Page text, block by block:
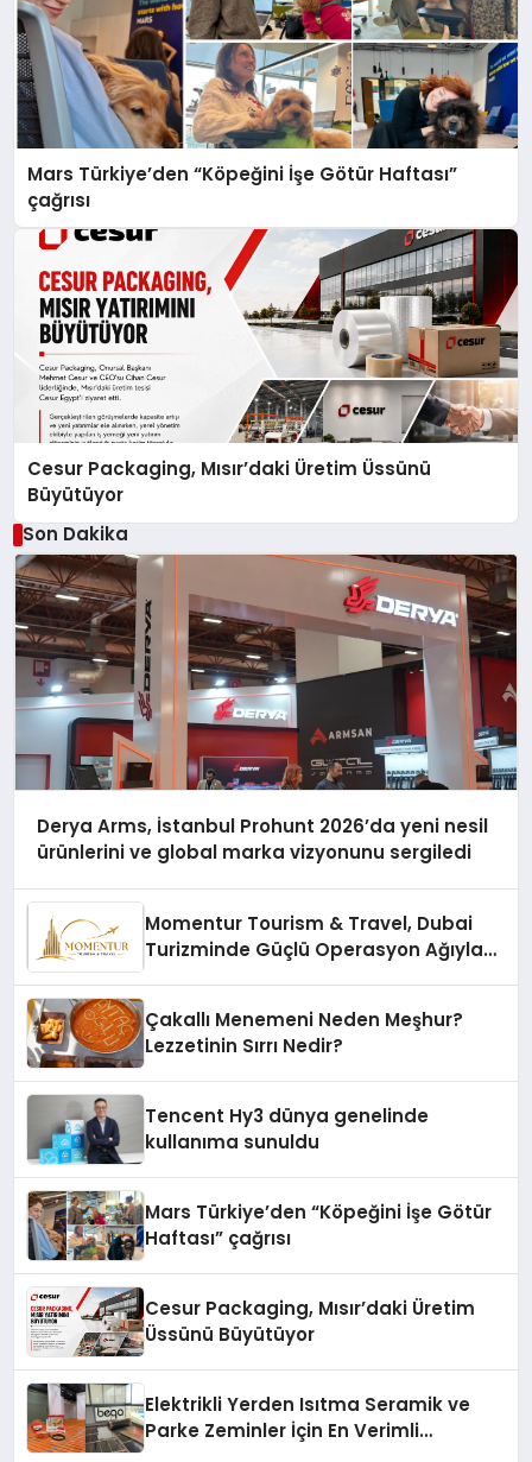
Mars Türkiye’den “Köpeğini İşe Götür Haftası”
çağrısı
Cesur Packaging, Mısır’daki Üretim Üssünü
Büyütüyor
Son Dakika
Derya Arms, İstanbul Prohunt 2026’da yeni nesil
ürünlerini ve global marka vizyonunu sergiledi
Momentur Tourism & Travel, Dubai
Turizminde Güçlü Operasyon Ağıyla
Çakallı Menemeni Neden Meşhur?
Lezzetinin Sırrı Nedir?
Tencent Hy3 dünya genelinde
kullanıma sunuldu
Mars Türkiye’den “Köpeğini İşe Götür
Haftası” çağrısı
Cesur Packaging, Mısır’daki Üretim
Üssünü Büyütüyor
Elektrikli Yerden Isıtma Seramik ve
Parke Zeminler İçin En Verimli